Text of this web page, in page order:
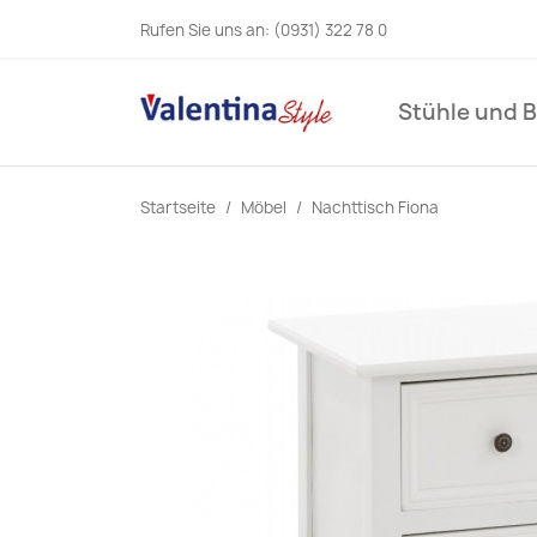
Rufen Sie uns an: (0931) 322 78 0
Stühle und
Startseite Möbel Nachttisch Fiona